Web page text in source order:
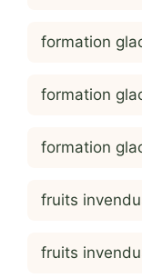
formation
formation
formation
fruits
fruits